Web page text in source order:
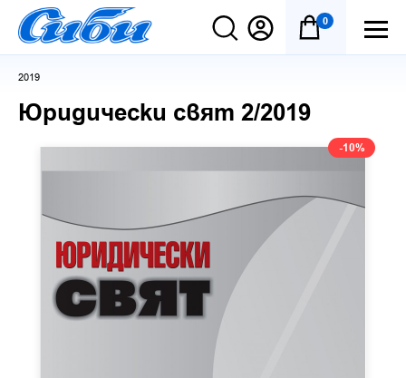
0
2019
Юридически свят 2/2019
-10%